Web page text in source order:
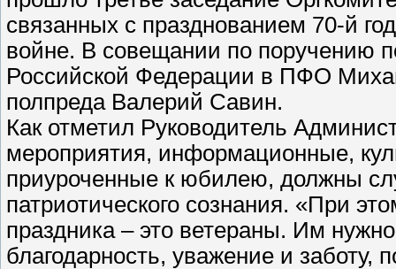
связанных с празднованием 70-й
войне. В совещании по поручению
Российской Федерации в ПФО
полпреда Валерий Савин.
Как отметил Руководитель
мероприятия, информационные,
приуроченные к юбилею, должны
патриотического сознания. «При
праздника – это ветераны. Им
благодарность, уважение и заботу,